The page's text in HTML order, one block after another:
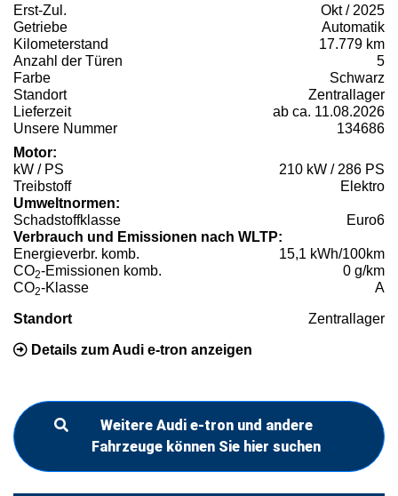
Erst-Zul.
Okt / 2025
Getriebe
Automatik
Kilometerstand
17.779 km
Anzahl der Türen
5
Farbe
Schwarz
Standort
Zentrallager
Lieferzeit
ab ca. 11.08.2026
Unsere Nummer
134686
Motor:
kW / PS
210 kW / 286 PS
Treibstoff
Elektro
Umweltnormen:
Schadstoffklasse
Euro6
Verbrauch und Emissionen nach WLTP:
Energieverbr. komb.
15,1 kWh/100km
CO2-Emissionen komb.
0 g/km
CO2-Klasse A
Standort Zentrallager
Details zum Audi e-tron anzeigen
Weitere Audi e-tron und andere
Fahrzeuge können Sie hier suchen